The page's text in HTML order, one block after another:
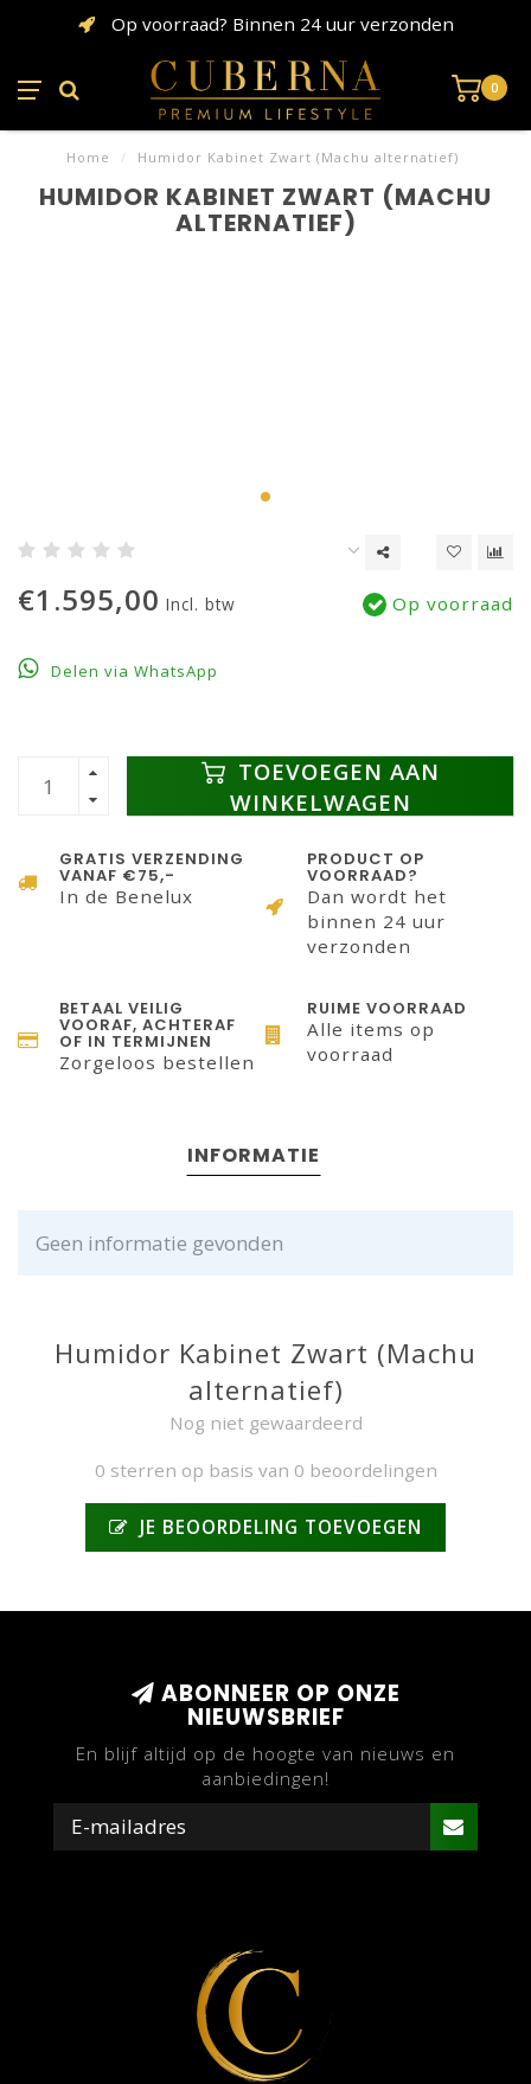
Op voorraad? Binnen 24 uur verzonden
0
Home / Humidor Kabinet Zwart (Machu alternatief)
HUMIDOR KABINET ZWART (MACHU
ALTERNATIEF)
€1.595,00 Incl. btw Op voorraad
Delen via WhatsApp
TOEVOEGEN AAN
WINKELWAGEN
GRATIS VERZENDING
VANAF €75,-
In de Benelux
PRODUCT OP
VOORRAAD?
Dan wordt het
binnen 24 uur
verzonden
BETAAL VEILIG
VOORAF, ACHTERAF
OF IN TERMIJNEN
Zorgeloos bestellen
RUIME VOORRAAD
Alle items op
voorraad
INFORMATIE
Geen informatie gevonden
Humidor Kabinet Zwart (Machu
alternatief)
Nog niet gewaardeerd
0 sterren op basis van 0 beoordelingen
JE BEOORDELING TOEVOEGEN
ABONNEER OP ONZE
NIEUWSBRIEF
En blijf altijd op de hoogte van nieuws en
aanbiedingen!